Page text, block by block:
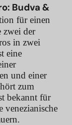
Budva &
für einen
zwei der
in zwei
eine
und einer
zum
bekannt für
venezianische